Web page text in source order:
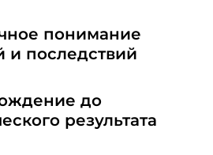
понимание
и последствий
до
результата